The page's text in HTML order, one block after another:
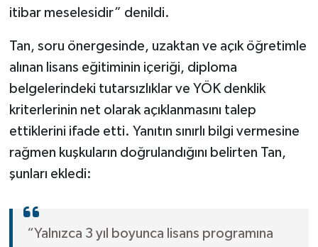
itibar meselesidir” denildi.
Tan, soru önergesinde, uzaktan ve açık öğretimle
alınan lisans eğitiminin içeriği, diploma
belgelerindeki tutarsızlıklar ve YÖK denklik
kriterlerinin net olarak açıklanmasını talep
ettiklerini ifade etti. Yanıtın sınırlı bilgi vermesine
rağmen kuşkuların doğrulandığını belirten Tan,
şunları ekledi:
“Yalnızca 3 yıl boyunca lisans programına